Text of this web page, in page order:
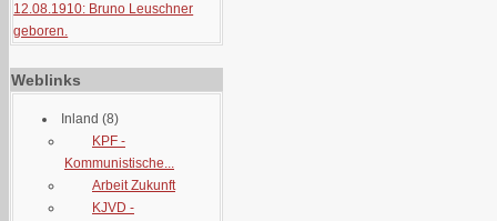
12.08.1910: Bruno Leuschner
geboren.
Weblinks
Inland (8)
KPF -
Kommunistische...
Arbeit Zukunft
KJVD -